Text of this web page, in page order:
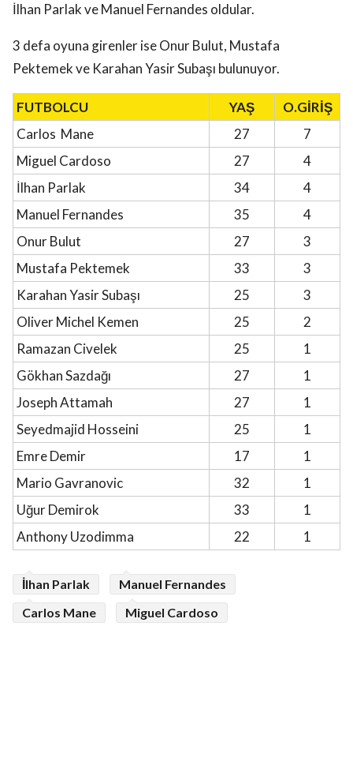
İlhan Parlak ve Manuel Fernandes oldular.
3 defa oyuna girenler ise Onur Bulut, Mustafa
Pektemek ve Karahan Yasir Subaşı bulunuyor.
FUTBOLCU YAŞ
O.GİRİŞ
Carlos Mane
27
7
Miguel Cardoso
27
4
İlhan Parlak
34
4
Manuel Fernandes
35
4
Onur Bulut
27
3
Mustafa Pektemek
33
3
Karahan Yasir Subaşı
25
3
Oliver Michel Kemen
25
2
Ramazan Civelek
25
1
Gökhan Sazdağı
27
1
Joseph Attamah
27
1
Seyedmajid Hosseini
25
1
Emre Demir
17
1
Mario Gavranovic
32
1
Uğur Demirok
33
1
Anthony Uzodimma
22 1
İlhan Parlak
Manuel Fernandes
Carlos Mane
Miguel Cardoso